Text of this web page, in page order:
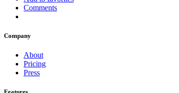
Comments
Company
About
Pricing
Press